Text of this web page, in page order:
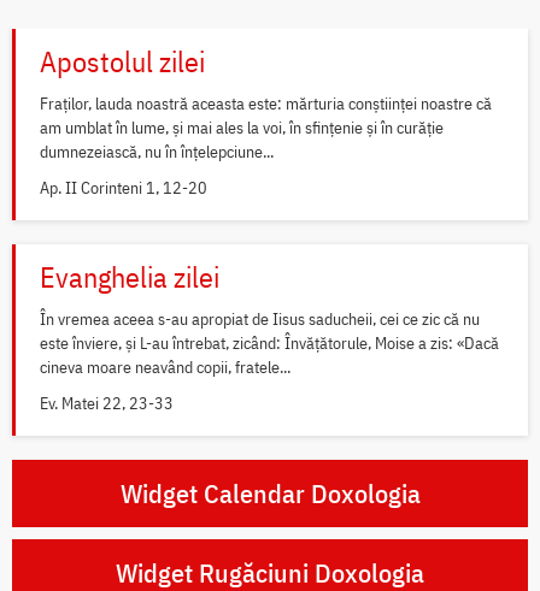
Apostolul zilei
Fraților, lauda noastră aceasta este: mărturia conștiinței noastre că
am umblat în lume, și mai ales la voi, în sfințenie și în curăție
dumnezeiască, nu în înțelepciune...
Ap. II Corinteni 1, 12-20
Evanghelia zilei
În vremea aceea s-au apropiat de Iisus saducheii, cei ce zic că nu
este înviere, și L-au întrebat, zicând: Învățătorule, Moise a zis: «Dacă
cineva moare neavând copii, fratele...
Ev. Matei 22, 23-33
Widget Calendar Doxologia
Widget Rugăciuni Doxologia